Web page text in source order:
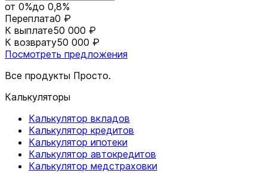
от 0%до 0,8%
Переплата0 ₽
К выплате50 000 ₽
К возврату50 000 ₽
Посмотреть предложения
Все продукты Просто.
Калькуляторы
Калькулятор вкладов
Калькулятор кредитов
Калькулятор ипотеки
Калькулятор автокредитов
Калькулятор медстраховки